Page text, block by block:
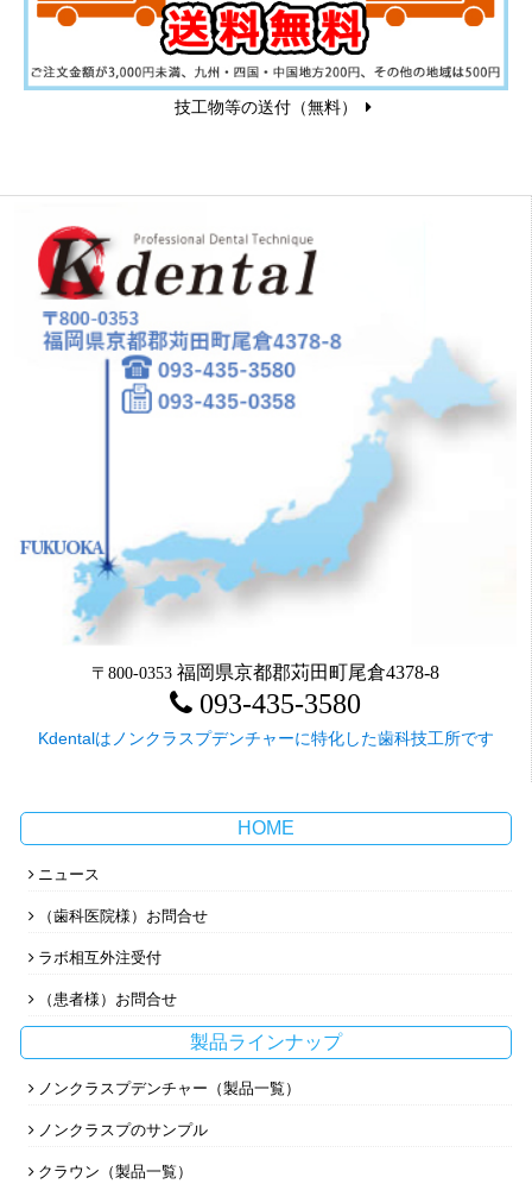
技工物等の送付（無料）
〒800-0353 福岡県京都郡苅田町尾倉4378-8
093-435-3580
Kdentalはノンクラスプデンチャーに特化した歯科技工所です
HOME
ニュース
（歯科医院様）お問合せ
ラボ相互外注受付
（患者様）お問合せ
製品ラインナップ
ノンクラスプデンチャー（製品一覧）
ノンクラスプのサンプル
クラウン（製品一覧）